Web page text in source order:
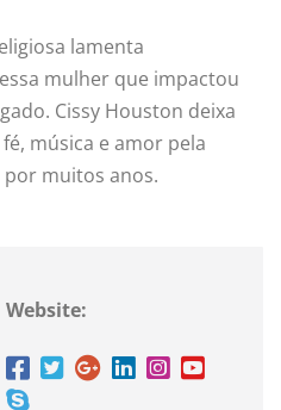
lamenta
mulher que impactou
Cissy Houston deixa
música e amor pela
muitos anos.
Website: